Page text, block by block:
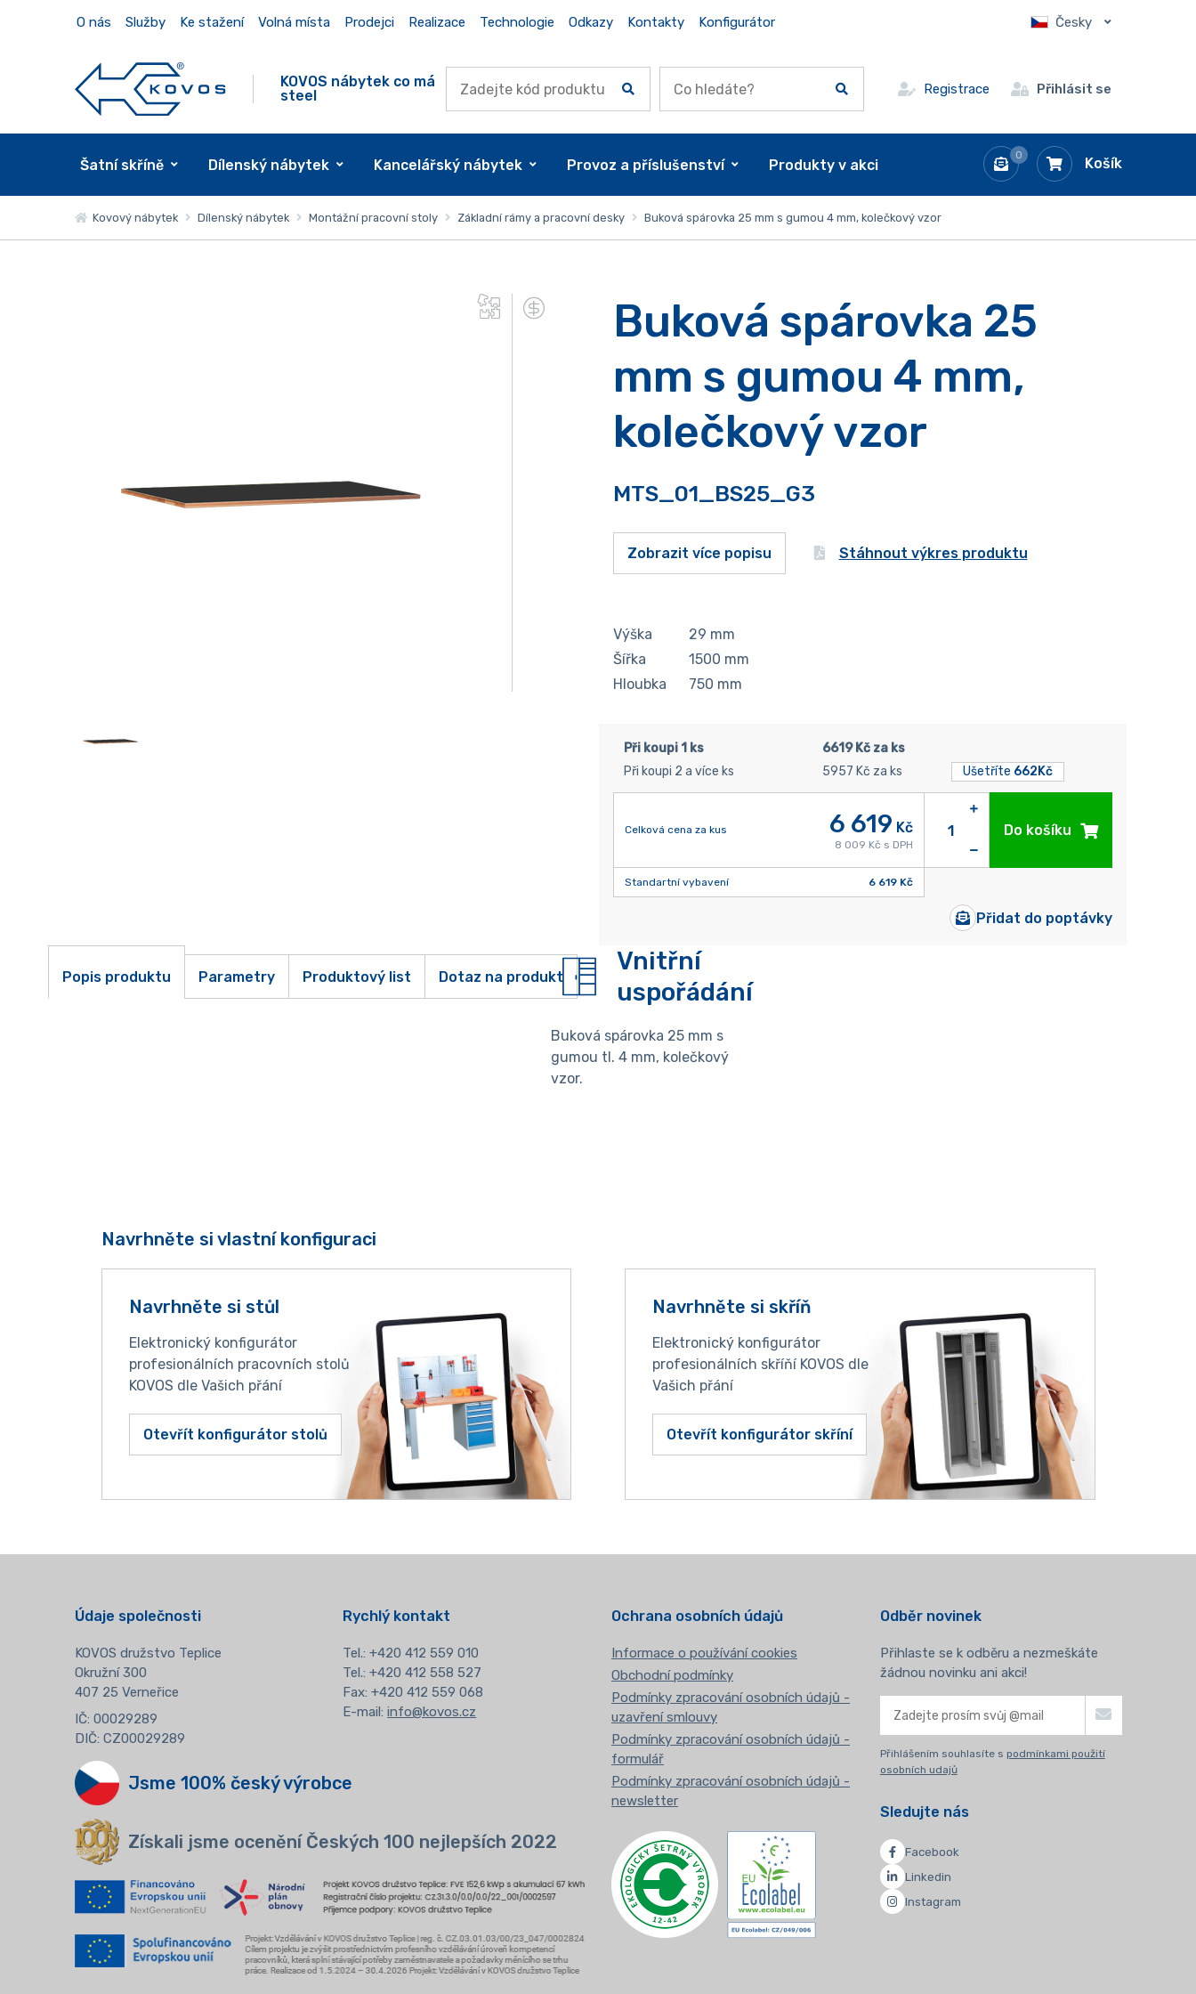
O nás Služby Ke stažení Volná místa Prodejci Realizace Technologie Odkazy Kontakty Konfigurátor Česky
KOVOS nábytek co má
steel
Registrace Přihlásit se
0 Košík
Šatní skříně Dílenský nábytek Kancelářský nábytek Provoz a příslušenství Produkty v akci
Kovový nábytek Dílenský nábytek Montážní pracovní stoly Základní rámy a pracovní desky Buková spárovka 25 mm s gumou 4 mm, kolečkový vzor
Buková spárovka 25
mm s gumou 4 mm,
kolečkový vzor
MTS_01_BS25_G3
Zobrazit více popisu Stáhnout výkres produktu
Výška 29 mm
Šířka
1500 mm
Hloubka
750 mm
Při koupi 1 ks
6619 Kč za ks
Při koupi 2 a více ks
5957 Kč za ks Ušetříte 662Kč
Celková cena za kus 6 619 Kč
8 009 Kč s DPH
Standartní vybavení 6 619 Kč
Do košíku
Přidat do poptávky
Popis produktu Parametry Produktový list Dotaz na produkt
Vnitřní
uspořádání
Buková spárovka 25 mm s
gumou tl. 4 mm, kolečkový
vzor.
Navrhněte si vlastní konfiguraci
Navrhněte si stůl
Elektronický konfigurátor
profesionálních pracovních stolů
KOVOS dle Vašich přání
Otevřít konfigurátor stolů
Navrhněte si skříň
Elektronický konfigurátor
profesionálních skříňí KOVOS dle
Vašich přání
Otevřít konfigurátor skříní
Údaje společnosti
KOVOS družstvo Teplice
Okružní 300
407 25 Verneřice
IČ: 00029289
DIČ: CZ00029289
Rychlý kontakt
Tel.:+420 412 559 010
Tel.: +420 412 558 527
Fax: +420 412 559 068
E-mail:info@kovos.cz
Jsme 100% český výrobce
Získali jsme ocenění Českých 100 nejlepších 2022
Ochrana osobních údajů
Informace o používání cookies
Obchodní podmínky
Podmínky zpracování osobních údajů -
uzavření smlouvy
Podmínky zpracování osobních údajů -
formulář
Podmínky zpracování osobních údajů -
newsletter
Odběr novinek
Přihlaste se k odběru a nezmeškáte
žádnou novinku ani akci!
Přihlášením souhlasíte s podmínkami použití
osobních udajů
Sledujte nás
Facebook
Linkedin
Instagram